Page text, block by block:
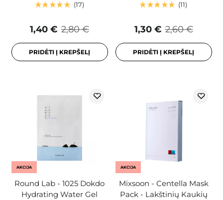
17
2,80 €
1,40 €
PRIDĖTI Į KREPŠELĮ
11
2,60 €
1,30 €
PRIDĖTI Į KREPŠELĮ
AKCIJA
Round Lab - 1025 Dokdo
Hydrating Water Gel
AKCIJA
Mixsoon - Centella Mask
Pack - Lakštinių Kaukių